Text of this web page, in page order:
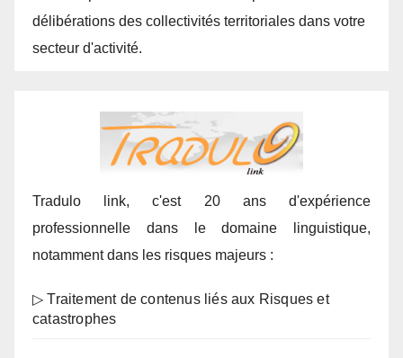
délibérations des collectivités territoriales dans votre
secteur d'activité.
Tradulo link, c'est 20 ans d'expérience
professionnelle dans le domaine linguistique,
notamment dans les risques majeurs :
▷ Traitement de contenus liés aux Risques et
catastrophes